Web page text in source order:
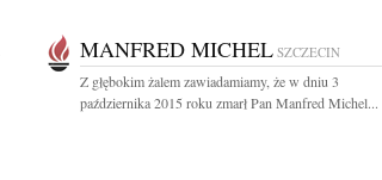
MANFRED MICHEL SZCZECIN
Z głębokim żalem zawiadamiamy, że w dniu 3
października 2015 roku zmarł Pan Manfred Michel...